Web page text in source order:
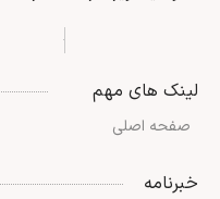
لینک های مهم
صفحه اصلی
خبرنامه